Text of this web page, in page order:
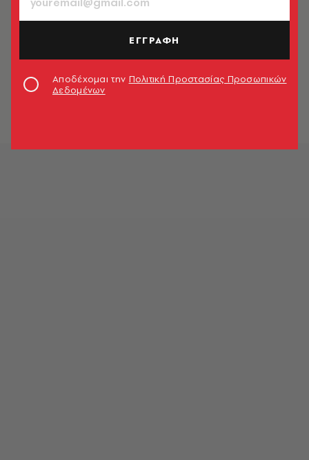
Newsroom
πήρα μεταγραφή από Βουλγαρία
Newsroom
ΕΓΓΡΑΦΗ
Αποδέχομαι την Πολιτική Προστασίας Προσωπικών
Δεδομένων